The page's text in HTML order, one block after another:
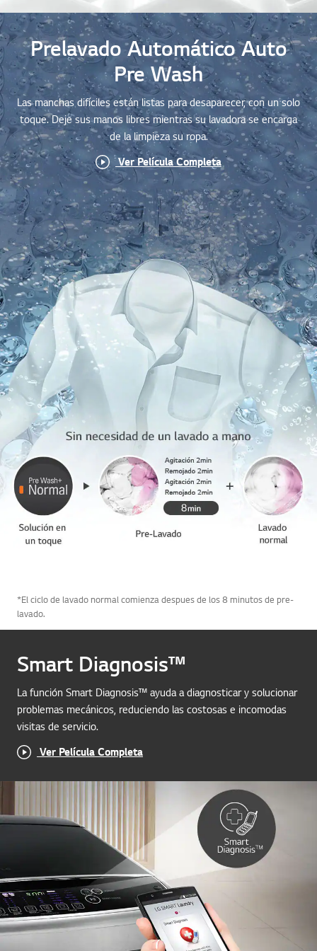
Prelavado Automático Auto
Pre Wash
Las manchas difíciles están listas para desaparecer, con un solo
toque. Deje sus manos libres mientras su lavadora se encarga
de la limpieza su ropa.
Ver Película Completa
*El ciclo de lavado normal comienza despues de los 8 minutos de pre-
lavado.
Smart Diagnosis™
La función Smart Diagnosis™ ayuda a diagnosticar y solucionar
problemas mecánicos, reduciendo las costosas e incomodas
visitas de servicio.
Ver Película Completa